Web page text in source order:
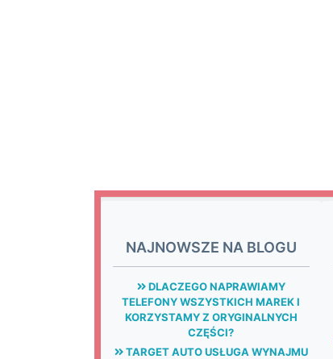
NAJNOWSZE NA BLOGU
DLACZEGO NAPRAWIAMY
TELEFONY WSZYSTKICH MAREK I
KORZYSTAMY Z ORYGINALNYCH
CZĘŚCI?
TARGET AUTO USŁUGA WYNAJMU